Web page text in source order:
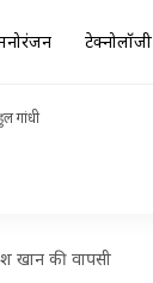
टेक्नोलॉजी
गांधी
खान की वापसी